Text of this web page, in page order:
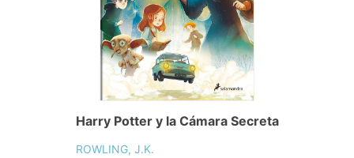
Harry Potter y la Cámara Secreta
ROWLING, J.K.